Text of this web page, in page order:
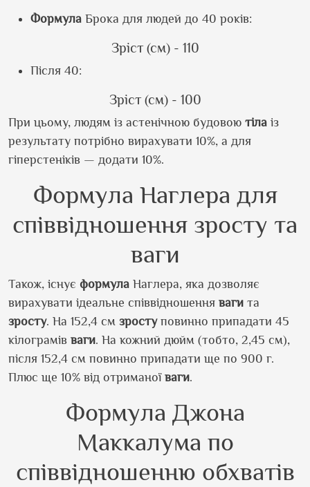
Формула Брока для людей до 40 років:
Зріст (см) - 110
Після 40:
Зріст (см) - 100
При цьому, людям із астенічною будовою тіла із
результату потрібно вирахувати 10%, а для
гіперстеніків — додати 10%.
Формула Наглера для
співвідношення зросту та
ваги
Також, існує формула Наглера, яка дозволяє
вирахувати ідеальне співвідношення ваги та
зросту. На 152,4 см зроступовинно припадати 45
кілограмів ваги. На кожний дюйм (тобто, 2,45 см),
після 152,4 см повинно припадати ще по 900 г.
Плюс ще 10% від отриманої ваги.
Формула Джона
Маккалума по
співвідношенню обхватів